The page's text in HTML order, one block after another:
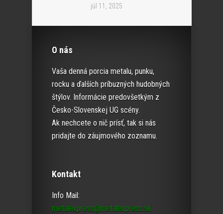
júl 11, 2025
O nás
Vaša denná porcia metalu, punku,
rocku a ďalších príbuzných hudobných
štýlov. Informácie predovšetkým z
Česko-Slovenskej UG scény.
Ak nechcete o nič prísť, tak si nás
pridajte do záujmového zoznamu.
Kontakt
Info Mail:
metalexpress@metalexpress.sk